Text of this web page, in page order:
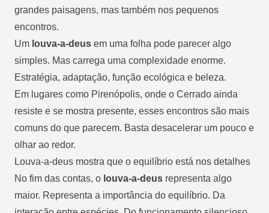
grandes paisagens, mas também nos pequenos
encontros.
Um louva-a-deus em uma folha pode parecer algo
simples. Mas carrega uma complexidade enorme.
Estratégia, adaptação, função ecológica e beleza.
Em lugares como Pirenópolis, onde o Cerrado ainda
resiste e se mostra presente, esses encontros são mais
comuns do que parecem. Basta desacelerar um pouco e
olhar ao redor.
Louva-a-deus mostra que o equilíbrio está nos detalhes
No fim das contas, o louva-a-deus representa algo
maior. Representa a importância do equilíbrio. Da